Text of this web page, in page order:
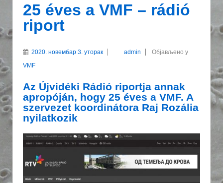
25 éves a VMF – rádió
riport
2020. новембар 3. уторак admin
Објављено у
VMF
Az Újvidéki Rádió riportja annak
apropóján, hogy 25 éves a VMF. A
szervezet koordinátora Raj Rozália
nyilatkozik